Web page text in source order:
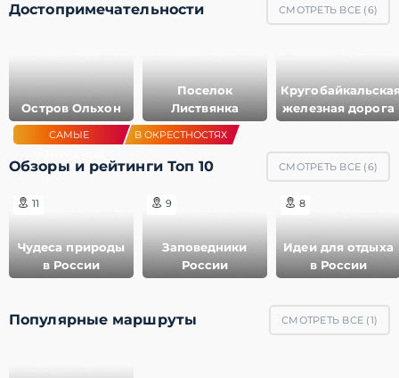
Достопримечательности СМОТРЕТЬ ВСЕ (6)
Остров Ольхон
Поселок
Листвянка
железная дорога
САМЫЕ
В ОКРЕСТНОСТЯХ
Обзоры и рейтинги Топ 10 СМОТРЕТЬ ВСЕ (6)
11
Чудеса природы
в России
9
Заповедники
России
8
Идеи для отдыха
в России
Популярные маршруты СМОТРЕТЬ ВСЕ (1)